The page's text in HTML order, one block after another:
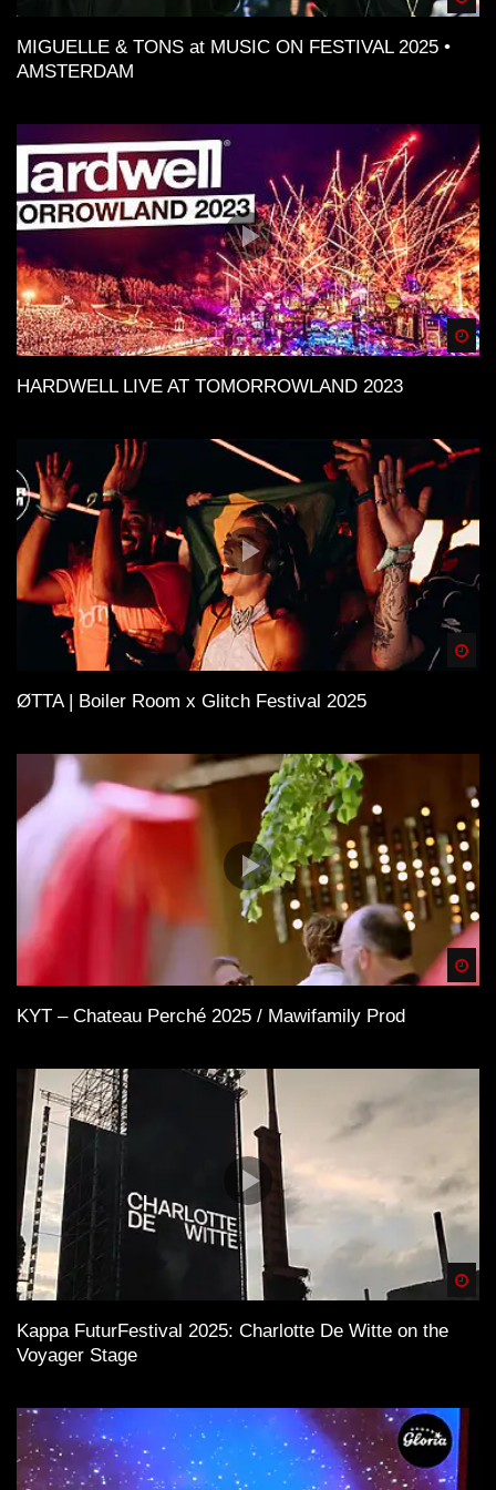
MIGUELLE & TONS at MUSIC ON FESTIVAL 2025 •
AMSTERDAM
HARDWELL LIVE AT TOMORROWLAND 2023
ØTTA | Boiler Room x Glitch Festival 2025
KYT – Chateau Perché 2025 / Mawifamily Prod
Kappa FuturFestival 2025: Charlotte De Witte on the
Voyager Stage